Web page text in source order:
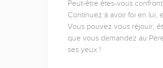
Peut-être êtes-vous
Continuez à avoir foi en lui,
Vous pouvez vous réjouir,
que vous demandez au
ses yeux !